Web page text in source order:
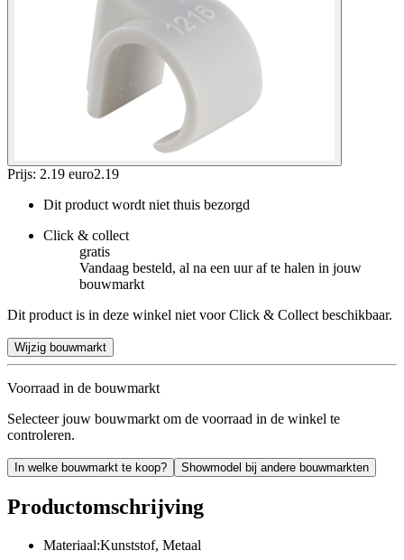
Prijs: 2.19 euro2.19
Dit product wordt niet thuis bezorgd
Click & collect
gratis
Vandaag besteld, al na een uur af te halen in jouw
bouwmarkt
Dit product is in deze winkel niet voor Click & Collect beschikbaar.
Wijzig bouwmarkt
Voorraad in de bouwmarkt
Selecteer jouw bouwmarkt om de voorraad in de winkel te
controleren.
In welke bouwmarkt te koop? Showmodel bij andere bouwmarkten
Productomschrijving
Materiaal:Kunststof, Metaal